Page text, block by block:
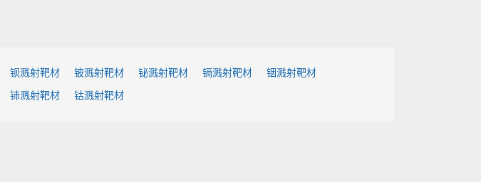
钡溅射靶材 铍溅射靶材 铋溅射靶材 镉溅射靶材 铟溅射靶材
铈溅射靶材 钴溅射靶材